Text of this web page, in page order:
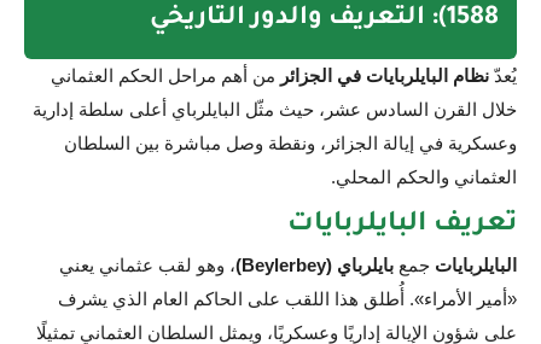
1588): التعريف والدور التاريخي
يُعدّنظام البايلربايات في الجزائر من أهم مراحل الحكم العثماني
خلال القرن السادس عشر، حيث مثّل البايلرباي أعلى سلطة إدارية
وعسكرية في إيالة الجزائر، ونقطة وصل مباشرة بين السلطان
العثماني والحكم المحلي.
تعريف البايلربايات
البايلرباياتجمعبايلرباي (Beylerbey)
، وهو لقب عثماني يعني
«أمير الأمراء». أُطلق هذا اللقب على الحاكم العام الذي يشرف
على شؤون الإيالة إداريًا وعسكريًا، ويمثل السلطان العثماني تمثيلًا